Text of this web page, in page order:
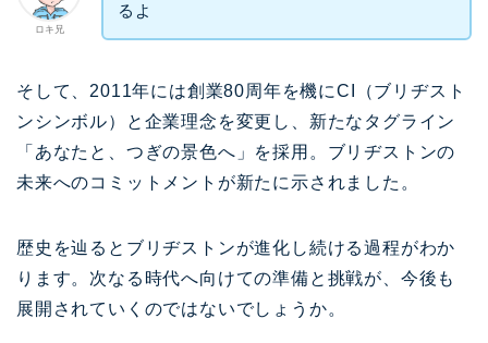
ロキ兄
るよ
そして、2011年には創業80周年を機にCI（ブリヂスト
ンシンボル）と企業理念を変更し、新たなタグライン
「あなたと、つぎの景色へ」を採用。ブリヂストンの
未来へのコミットメントが新たに示されました。
歴史を辿るとブリヂストンが進化し続ける過程がわか
ります。次なる時代へ向けての準備と挑戦が、今後も
展開されていくのではないでしょうか。